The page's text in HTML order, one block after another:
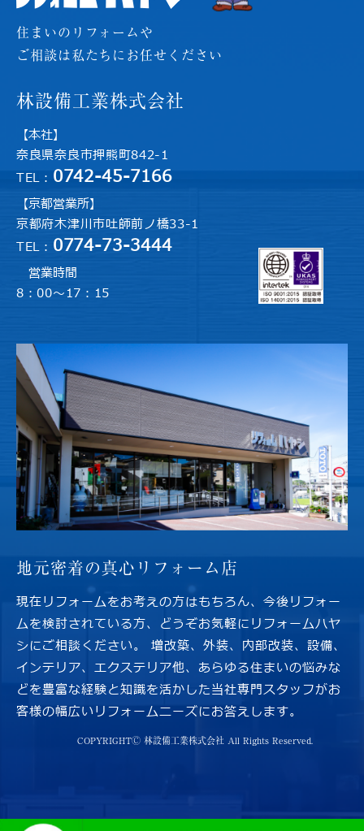
住まいのリフォームや
ご相談は私たちにお任せください
林設備工業株式会社
【本社】
奈良県奈良市押熊町842-1
TEL： 0742-45-7166
【京都営業所】
京都府木津川市吐師前ノ橋33-1
TEL： 0774-73-3444
営業時間
8：00～17：15
地元密着の 真心リフォーム店
現在リフォームをお考えの方はもちろん、今後リフォー
ムを検討されている方、どうぞお気軽にリフォームハヤ
シにご相談ください。 増改築、外装、内部改装、設備、
インテリア、エクステリア他、あらゆる住まいの悩みな
どを豊富な経験と知識を活かした当社専門スタッフがお
客様の幅広いリフォームニーズにお答えします。
COPYRIGHTⒸ 林設備工業株式会社 All Rights Reserved.